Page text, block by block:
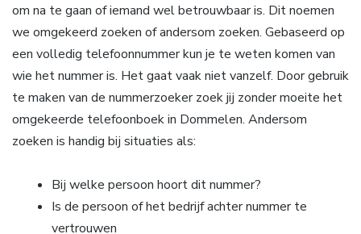
om na te gaan of iemand wel betrouwbaar is. Dit noemen
we omgekeerd zoeken of andersom zoeken. Gebaseerd op
een volledig telefoonnummer kun je te weten komen van
wie het nummer is. Het gaat vaak niet vanzelf. Door gebruik
te maken van de nummerzoeker zoek jij zonder moeite het
omgekeerde telefoonboek in Dommelen. Andersom
zoeken is handig bij situaties als:
Bij welke persoon hoort dit nummer?
Is de persoon of het bedrijf achter nummer te
vertrouwen